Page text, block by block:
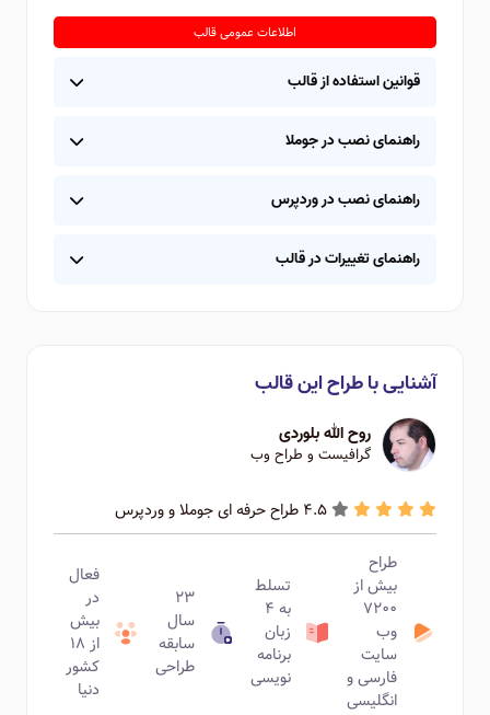
اطلاعات عمومی قالب
قوانین استفاده از قالب
راهنمای نصب در جوملا
راهنمای نصب در وردپرس
راهنمای تغییرات در قالب
آشنایی با طراح این قالب
روح الله بلوردی
گرافیست و طراح وب
4.5 طراح حرفه ای جوملا و وردپرس
طراح
بیش از
۷۲۰۰
وب
سایت
فارسی و
انگلیسی
تسلط
به ۴
زبان
برنامه
نویسی
۲۳
سال
سابقه
طراحی
فعال
در
بیش
از ۱۸
کشور
دنیا